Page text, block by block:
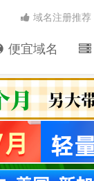
便宜域名
域名注册推荐